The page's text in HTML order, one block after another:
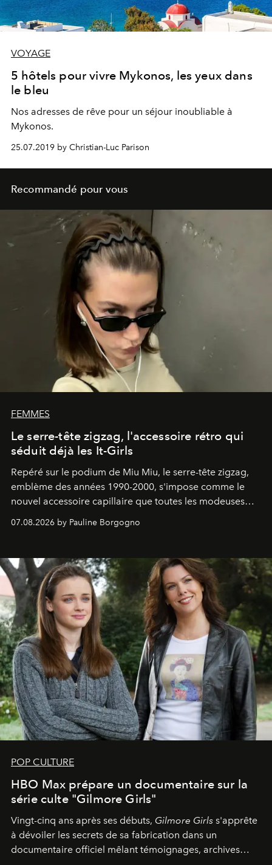
VOYAGE
5 hôtels pour vivre Mykonos, les yeux dans
le bleu
Nos adresses de rêve pour un séjour inoubliable à
Mykonos.
25.07.2019 by Christian-Luc Parison
Recommandé pour vous
FEMMES
Le serre-tête zigzag, l'accessoire rétro qui
séduit déjà les It-Girls
Repéré sur le podium de Miu Miu, le serre-tête zigzag,
emblème des années 1990-2000, s'impose comme le
nouvel accessoire capillaire que toutes les modeuses
s'arrachent déjà.
07.08.2026 by Pauline Borgogno
POP CULTURE
HBO Max prépare un documentaire sur la
série culte "Gilmore Girls"
Vingt-cinq ans après ses débuts, Gilmore Girls s'apprête
à dévoiler les secrets de sa fabrication dans un
documentaire officiel mêlant témoignages, archives